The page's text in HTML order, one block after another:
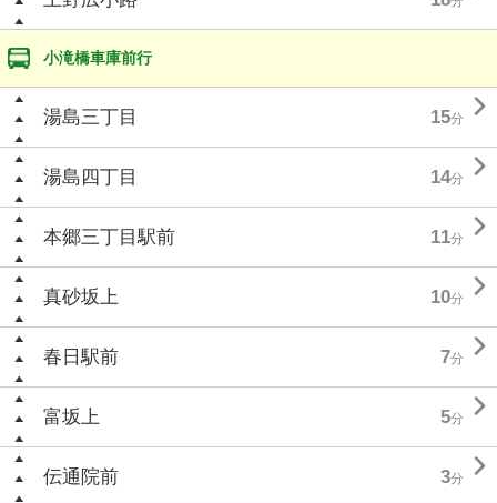
小滝橋車庫前行
湯島三丁目 15分 
湯島四丁目 14分 
本郷三丁目駅前 11分 
真砂坂上 10分 
春日駅前 7分 
富坂上 5分 
伝通院前 3分 